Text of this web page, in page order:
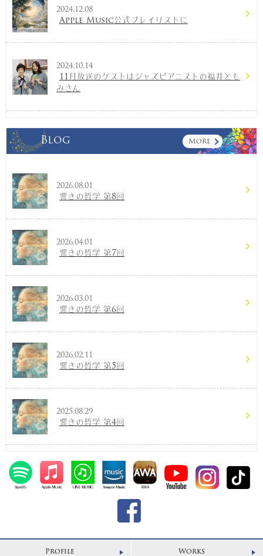
2024.12.08
Apple Music公式プレイリストに
2024.10.14
11月放送のゲストはジャズピアニストの福井とも
みさん
Blog More
2026.08.01
響きの哲学 第8回
2026.04.01
響きの哲学 第7回
2026.03.01
響きの哲学 第6回
2026.02.11
響きの哲学 第5回
2025.08.29
響きの哲学 第4回
Profile Works